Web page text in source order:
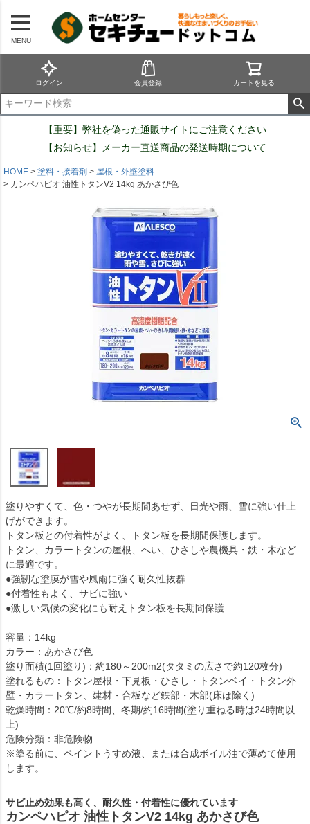
MENU
ログイン 会員登録 カートを見る
【重要】弊社を偽った通販サイトにご注意ください
【お知らせ】メーカー直送商品の発送時期について
HOME 塗料・接着剤
屋根・外壁塗料
カンペハピオ 油性トタンV2 14kg あかさび色
塗りやすくて、色・つやが長期間あせず、日光や雨、雪に強い仕上
げができます。
トタン板との付着性がよく、トタン板を長期間保護します。
トタン、カラートタンの屋根、へい、ひさしや農機具・鉄・木など
に最適です。
●強靭な塗膜が雪や風雨に強く耐久性抜群
●付着性もよく、サビに強い
●激しい気候の変化にも耐えトタン板を長期間保護
容量：14kg
カラー：あかさび色
塗り面積(1回塗り)：約180～200m2(タタミの広さで約120枚分)
塗れるもの：トタン屋根・下見板・ひさし・トタンベイ・トタン外
壁・カラートタン、建材・合板など鉄部・木部(床は除く)
乾燥時間：20℃/約8時間、冬期/約16時間(塗り重ねる時は24時間以
上)
危険分類：非危険物
※塗る前に、ペイントうすめ液、または合成ボイル油で薄めて使用
します。
サビ止め効果も高く、耐久性・付着性に優れています
カンペハピオ 油性トタンV2 14kg あかさび色